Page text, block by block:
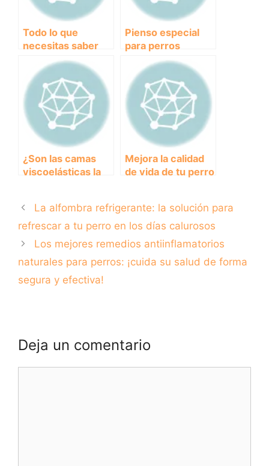
Todo lo que
necesitas saber
sobre el
antidesparasitario
para perros:
Prevención y
tratamiento contra
parásitos
Pienso especial
para perros
obesos: cuidando
la salud de tu
mejor amigo.
¿Son las camas
viscoelásticas la
Descubre sus
beneficios y
desventajas
Mejora la calidad
de vida de tu perro
La alfombra refrigerante: la solución para
refrescar a tu perro en los días calurosos
Los mejores remedios antiinflamatorios
naturales para perros: ¡cuida su salud de forma
segura y efectiva!
Deja un comentario